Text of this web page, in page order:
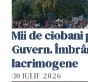
Mii de ciobani
Guvern.
lacrimogene
30 IULIE 2026